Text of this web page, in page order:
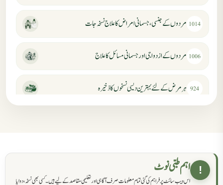
1014 مردوں کے جنسی، جسمانی امراض کا علاج نسخہ جات
1006 مردوں کے ازدواجی اور جسمانی مسائل کا علاج
924 ہر مرض کے لئے بہترین دیسی نسخوں کا ذخیرہ
862 حکماء کےلئے نسخہ جات
! اہم طبی نوٹ
اس ویب سائٹ پر فراہم کی گئی تمام معلومات صرف آگاہی اور تعلیمی مقاصد کے لیے ہیں۔ کسی بھی نسخہ، دوا یا